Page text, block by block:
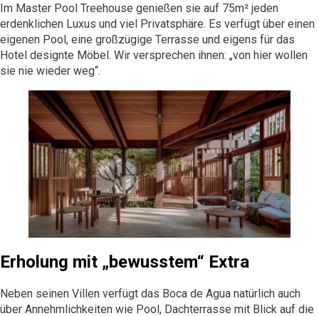
Im Master Pool Treehouse genießen sie auf 75m² jeden
erdenklichen Luxus und viel Privatsphäre. Es verfügt über einen
eigenen Pool, eine großzügige Terrasse und eigens für das
Hotel designte Möbel. Wir versprechen ihnen: „von hier wollen
sie nie wieder weg“.
Erholung mit „bewusstem“ Extra
Neben seinen Villen verfügt das Boca de Agua natürlich auch
über Annehmlichkeiten wie Pool, Dachterrasse mit Blick auf die